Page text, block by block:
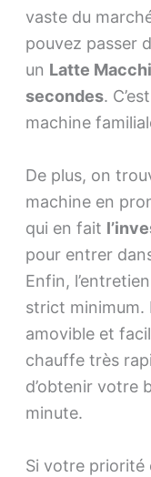
vaste du
pouvez passer
un Latte
secondes.
machine
De plus, on
machine en
qui en fait
pour entrer
Enfin,
strict minimum.
amovible et
chauffe très
d’obtenir votre
minute.
Si votre priorité